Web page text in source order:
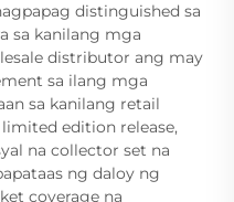
distinguished sa
sa kanilang mga
distributor ang may
sa ilang mga
sa kanilang retail
edition release,
na collector set na
ng daloy ng
coverage na